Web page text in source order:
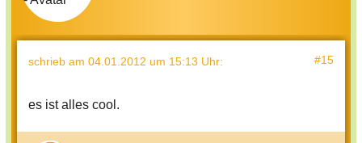
schrieb am 04.01.2012 um 15:13 Uhr: #15
es ist alles cool.